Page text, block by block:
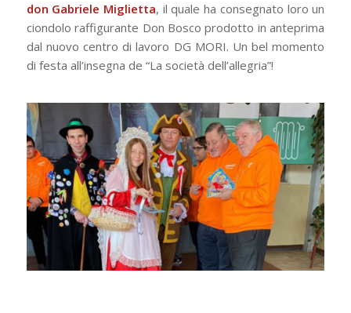
don Gabriele Miglietta, il quale ha consegnato loro un
ciondolo raffigurante Don Bosco prodotto in anteprima
dal nuovo centro di lavoro DG MORI. Un bel momento
di festa all’insegna de “La società dell’allegria”!